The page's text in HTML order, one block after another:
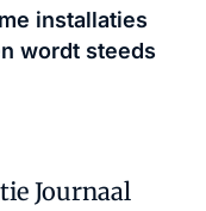
installaties
wordt steeds
Journaal